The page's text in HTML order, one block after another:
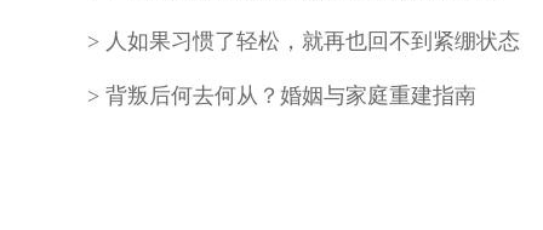
人如果习惯了轻松，就再也回不到紧绷状态
背叛后何去何从？婚姻与家庭重建指南